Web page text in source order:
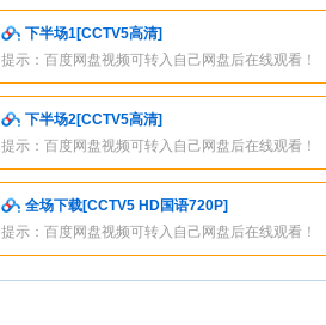
下半场1[CCTV5高清]
提示：百度网盘视频可转入自己网盘后在线观看！
下半场2[CCTV5高清]
提示：百度网盘视频可转入自己网盘后在线观看！
全场下载[CCTV5 HD国语720P]
提示：百度网盘视频可转入自己网盘后在线观看！